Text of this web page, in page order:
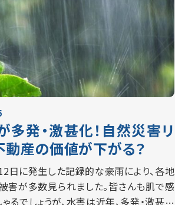
多発・激甚化！自然災害リ
動産の価値が下がる？
日に発生した記録的な豪雨により、各地
害が多数見られました。皆さんも肌で感
るでしょうが、水害は近年、多発・激甚化